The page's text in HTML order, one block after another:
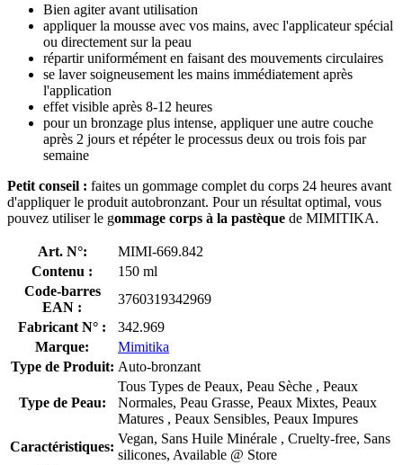
Bien agiter avant utilisation
appliquer la mousse avec vos mains, avec l'applicateur spécial
ou directement sur la peau
répartir uniformément en faisant des mouvements circulaires
se laver soigneusement les mains immédiatement après
l'application
effet visible après 8-12 heures
pour un bronzage plus intense, appliquer une autre couche
après 2 jours et répéter le processus deux ou trois fois par
semaine
Petit conseil : faites un gommage complet du corps 24 heures avant
d'appliquer le produit autobronzant. Pour un résultat optimal, vous
pouvez utiliser le gommage corps à la pastèque de MIMITIKA.
Art. N°:
MIMI-669.842
Contenu :
150 ml
Code-barres
EAN :
3760319342969
Fabricant N° :
342.969
Marque:
Mimitika
Type de Produit: Auto-bronzant
Type de Peau:
Tous Types de Peaux, Peau Sèche , Peaux
Normales, Peau Grasse, Peaux Mixtes, Peaux
Matures , Peaux Sensibles, Peaux Impures
Caractéristiques:
Vegan, Sans Huile Minérale , Cruelty-free, Sans
silicones, Available @ Store